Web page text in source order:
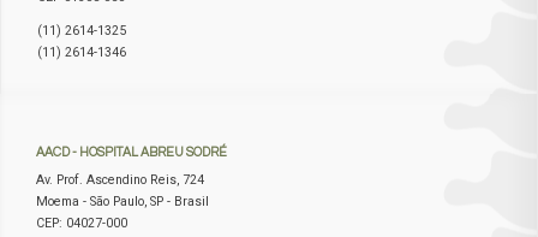
(11) 2614-1325
(11) 2614-1346
AACD- HOSPITAL ABREU SODRÉ
Av. Prof. Ascendino Reis, 724
Moema - São Paulo, SP - Brasil
CEP: 04027-000